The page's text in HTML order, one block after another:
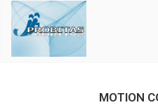
MOTION